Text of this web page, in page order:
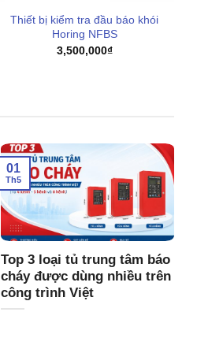
Thiết bị kiểm tra đầu báo khói
Horing NFBS
3,500,000₫
Top 3 loại tủ trung tâm báo
cháy được dùng nhiều trên
công trình Việt
01
Th5